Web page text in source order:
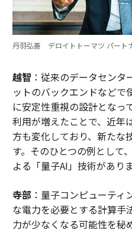
丹羽弘善 デロイトトーマツ パート
越智 ：従来のデータセン
ットのバックエンドなどで
に安定性重視の設計となっ
利用が増えたことで、近年
方も変化しており、新たな
す。そのひとつの例として
よる「量子AI」技術がありま
寺部 ：量子コンピューティ
な電力を必要とする計算手
力が少なくなる可能性を秘